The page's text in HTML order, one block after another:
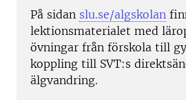
På sidan slu.se/algskolan
lektionsmaterialet med
övningar från förskola till
koppling till SVT:s
älgvandring.